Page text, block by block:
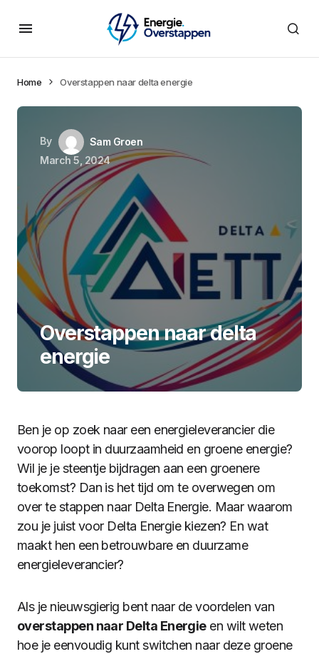
Home Overstappen naar delta energie
By
Sam Groen
March 5, 2024
Overstappen naar delta
energie
Ben je op zoek naar een energieleverancier die
voorop loopt in duurzaamheid en groene energie?
Wil je je steentje bijdragen aan een groenere
toekomst? Dan is het tijd om te overwegen om
over te stappen naar Delta Energie. Maar waarom
zou je juist voor Delta Energie kiezen? En wat
maakt hen een betrouwbare en duurzame
energieleverancier?
Als je nieuwsgierig bent naar de voordelen van
overstappen naar Delta Energieen wilt weten
hoe je eenvoudig kunt switchen naar deze groene